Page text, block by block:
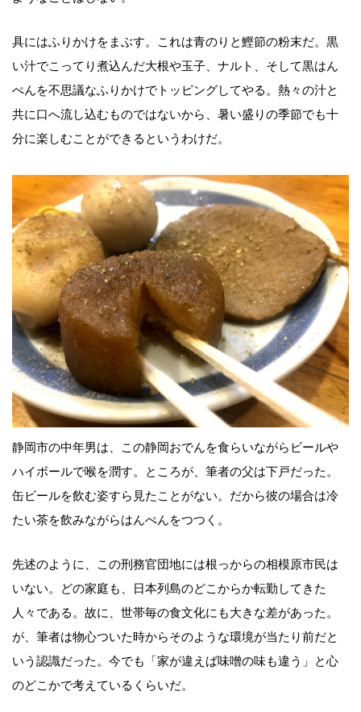
具にはふりかけをまぶす。これは青のりと鰹節の粉末だ。黒
い汁でこってり煮込んだ大根や玉子、ナルト、そして黒はん
ぺんを不思議なふりかけでトッピングしてやる。熱々の汁と
共に口へ流し込むものではないから、暑い盛りの季節でも十
分に楽しむことができるというわけだ。
静岡市の中年男は、この静岡おでんを食らいながらビールや
ハイボールで喉を潤す。ところが、筆者の父は下戸だった。
缶ビールを飲む姿すら見たことがない。だから彼の場合は冷
たい茶を飲みながらはんぺんをつつく。
先述のように、この刑務官団地には根っからの相模原市民は
いない。どの家庭も、日本列島のどこからか転勤してきた
人々である。故に、世帯毎の食文化にも大きな差があった。
が、筆者は物心ついた時からそのような環境が当たり前だと
いう認識だった。今でも「家が違えば味噌の味も違う」と心
のどこかで考えているくらいだ。